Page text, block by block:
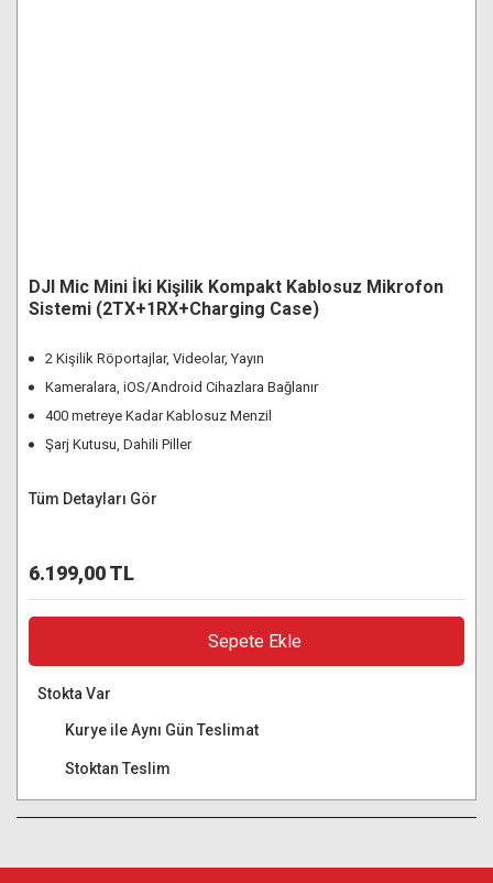
DJI Mic Mini İki Kişilik Kompakt Kablosuz Mikrofon
Sistemi (2TX+1RX+Charging Case)
2 Kişilik Röportajlar, Videolar, Yayın
Kameralara, iOS/Android Cihazlara Bağlanır
400 metreye Kadar Kablosuz Menzil
Şarj Kutusu, Dahili Piller
Tüm Detayları Gör
6.199,00 TL
Sepete Ekle
Stokta Var
Kurye ile Aynı Gün Teslimat
Stoktan Teslim